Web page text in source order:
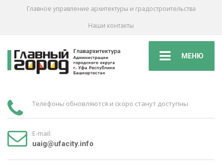
Главное управление архитектуры и градостроительства
Наши контакты
МЕНЮ
Телефоны обновляются и скоро станут доступны
E-mail:
uaig@ufacity.info